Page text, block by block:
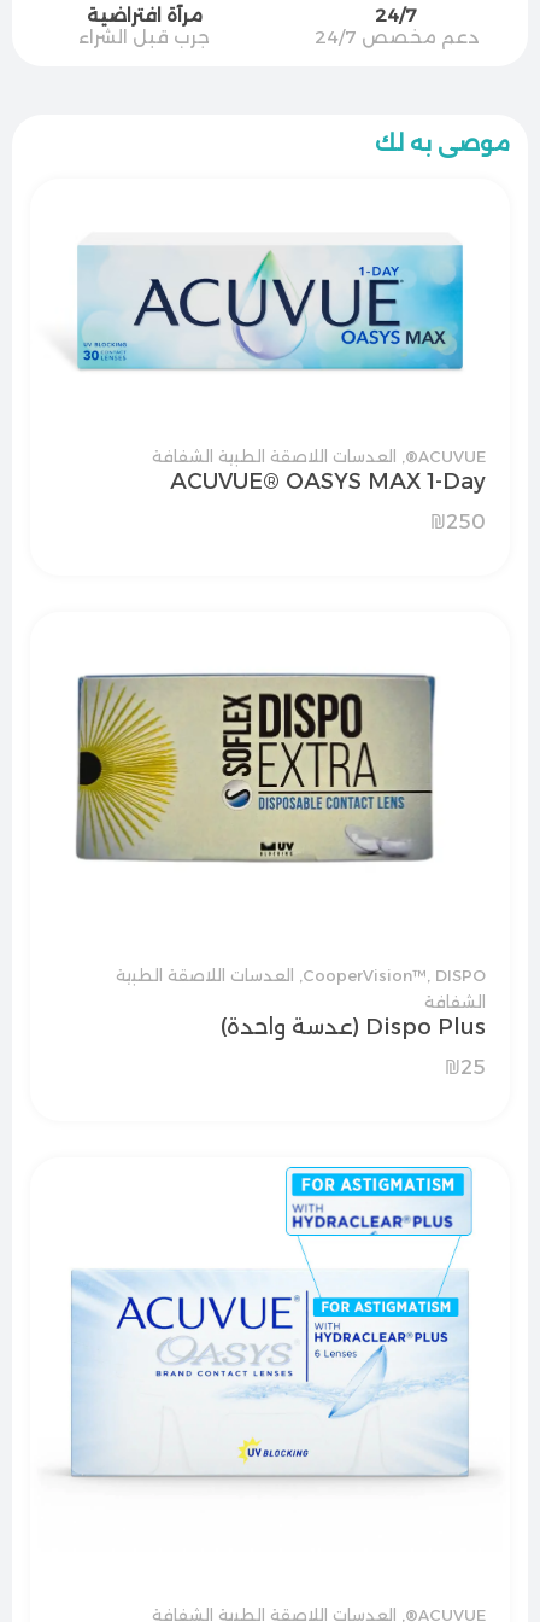
24/7
دعم مخصص 24/7
مرآة افتراضية
جرب قبل الشراء
موصى به لك
ACUVUE® العدسات اللاصقة الطبية الشفافة
ACUVUE® OASYS MAX 1-Day
₪250
CooperVision™ DISPO
العدسات اللاصقة الطبية
الشفافة
Dispo Plus (عدسة واحدة)
₪25
ACUVUE® العدسات اللاصقة الطبية الشفافة